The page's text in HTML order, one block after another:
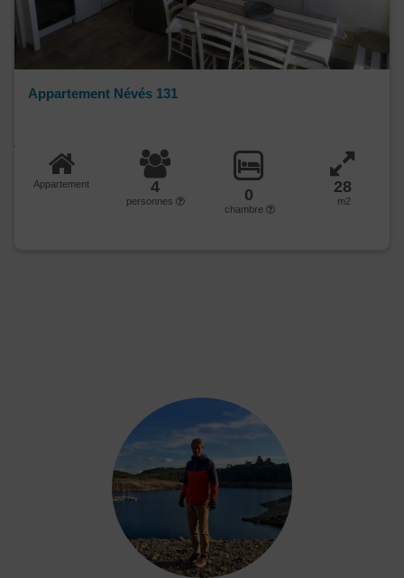
Appartement Névés 131
Appartement 4
personnes 0
chambre
28
m2